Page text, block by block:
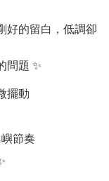
好的留白，低調卻
問題 ✨
擺動
節奏